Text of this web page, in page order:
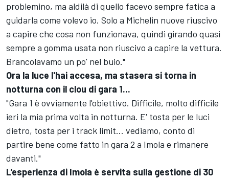
problemino, ma aldilà di quello facevo sempre fatica a
guidarla come volevo io. Solo a Michelin nuove riuscivo
a capire che cosa non funzionava, quindi girando quasi
sempre a gomma usata non riuscivo a capire la vettura.
Brancolavamo un po' nel buio."
Ora la luce l'hai accesa, ma stasera si torna in
notturna con il clou di gara 1...
"Gara 1 è ovviamente l'obiettivo. Difficile, molto difficile
ieri la mia prima volta in notturna. E' tosta per le luci
dietro, tosta per i track limit... vediamo, conto di
partire bene come fatto in gara 2 a Imola e rimanere
davanti."
L'esperienza di Imola è servita sulla gestione di 30